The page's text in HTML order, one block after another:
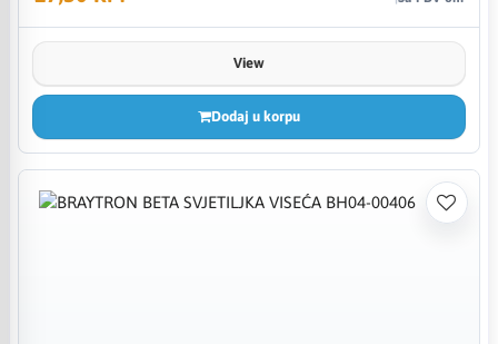
View
Dodaj u korpu